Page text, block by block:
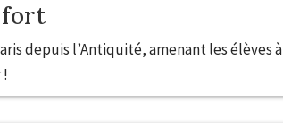
fort
depuis l’Antiquité, amenant les élèves à
!